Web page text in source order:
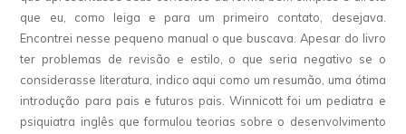
que eu, como leiga e para um primeiro contato, desejava.
Encontrei nesse pequeno manual o que buscava. Apesar do livro
ter problemas de revisão e estilo, o que seria negativo se o
considerasse literatura, indico aqui como um resumão, uma ótima
introdução para pais e futuros pais. Winnicott foi um pediatra e
psiquiatra inglês que formulou teorias sobre o desenvolvimento